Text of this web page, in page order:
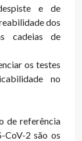
e de
dos
cadeias de
os testes
no
de referência
CoV-2 são os